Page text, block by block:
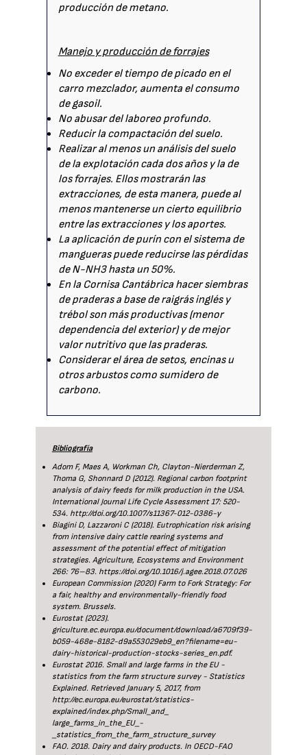
producción de metano.
Manejo y producción de forrajes
No exceder el tiempo de picado en el
carro mezclador, aumenta el consumo
de gasoil.
No abusar del laboreo profundo.
Reducir la compactación del suelo.
Realizar al menos un análisis del suelo
de la explotación cada dos años y la de
los forrajes. Ellos mostrarán las
extracciones, de esta manera, puede al
menos mantenerse un cierto equilibrio
entre las extracciones y los aportes.
La aplicación de purín con el sistema de
mangueras puede reducirse las pérdidas
de N-NH3 hasta un 50%.
En la Cornisa Cantábrica hacer siembras
de praderas a base de raigrás inglés y
trébol son más productivas (menor
dependencia del exterior) y de mejor
valor nutritivo que las praderas.
Considerar el área de setos, encinas u
otros arbustos como sumidero de
carbono.
Bibliografía
Adom F, Maes A, Workman Ch, Clayton-Nierderman Z,
Thoma G, Shonnard D (2012). Regional carbon footprint
analysis of dairy feeds for milk production in the USA.
International Journal Life Cycle Assessment 17: 520-
534. http://doi.org/10.1007/s11367-012-0386-y
Biagini D, Lazzaroni C (2018). Eutrophication risk arising
from intensive dairy cattle rearing systems and
assessment of the potential effect of mitigation
strategies. Agriculture, Ecosystems and Environment
266: 76–83. https://doi.org/10.1016/j.agee.2018.07.026
European Commission (2020) Farm to Fork Strategy: For
a fair, healthy and environmentally-friendly food
system. Brussels.
Eurostat (2023).
griculture.ec.europa.eu/document/download/a6709f39-
b059-468e-8182-d9a553029eb9_en?filename=eu-
dairy-historical-production-stocks-series_en.pdf.
Eurostat 2016. Small and large farms in the EU -
statistics from the farm structure survey - Statistics
Explained. Retrieved January 5, 2017, from
http://ec.europa.eu/eurostat/statistics-
explained/index.php/Small_and_
large_farms_in_the_EU_-
_statistics_from_the_farm_structure_survey
FAO. 2018. Dairy and dairy products. In OECD-FAO